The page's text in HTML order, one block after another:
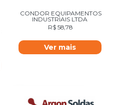
CONDOR EQUIPAMENTOS
INDUSTRIAIS LTDA
R$58,78
Ver mais